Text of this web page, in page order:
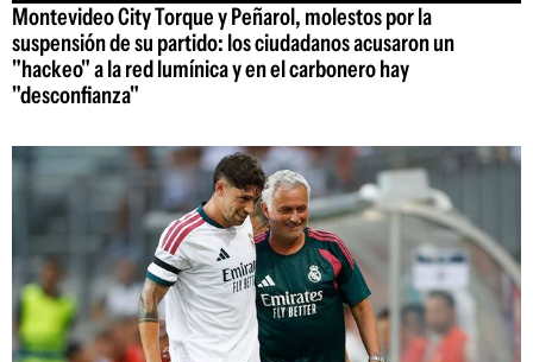
Montevideo City Torque y Peñarol, molestos por la
suspensión de su partido: los ciudadanos acusaron un
"hackeo" a la red lumínica y en el carbonero hay
"desconfianza"